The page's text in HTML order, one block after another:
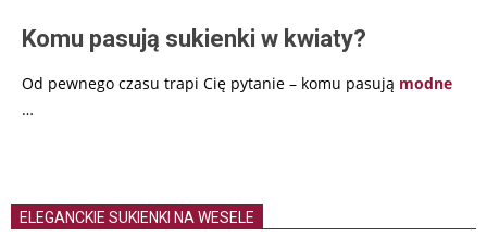
Komu pasują sukienki w kwiaty?
Od pewnego czasu trapi Cię pytanie – komu pasują modne
…
ELEGANCKIE SUKIENKI NA WESELE